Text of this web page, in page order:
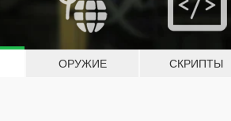
ОРУЖИЕ СКРИПТЫ